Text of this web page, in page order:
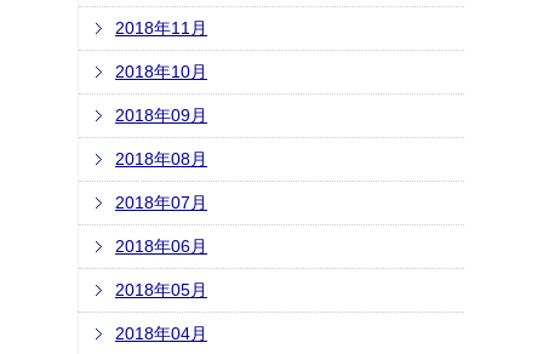
2018年11月
2018年10月
2018年09月
2018年08月
2018年07月
2018年06月
2018年05月
2018年04月